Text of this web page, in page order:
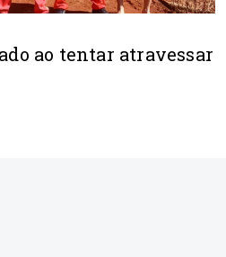
ao tentar atravessar